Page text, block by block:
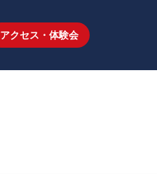
アクセス・体験会